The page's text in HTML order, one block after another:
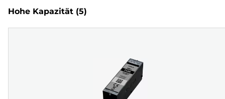
Hohe Kapazität (5)